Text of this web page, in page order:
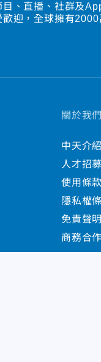
、直播、社群及
迎，全球擁有2000
關於我們
中天介紹
人才招募
使用條款
隱私權
免責聲明
商務合